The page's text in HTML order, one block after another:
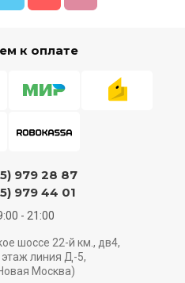
к оплате
979 28 87
979 44 01
- 21:00
шоссе 22-й км., дв4,
этаж линия Д-5,
Москва)